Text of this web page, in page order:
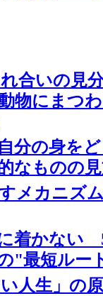
合いの見
物にまつ
分の身を
なものの
メカニズ
着かない
"最短ルー
い人生」の